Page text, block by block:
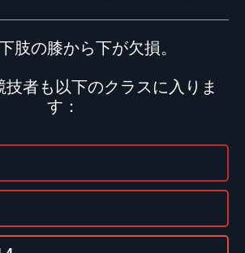
肢の膝から下が欠損。
技者も以下のクラスに入りま
す：